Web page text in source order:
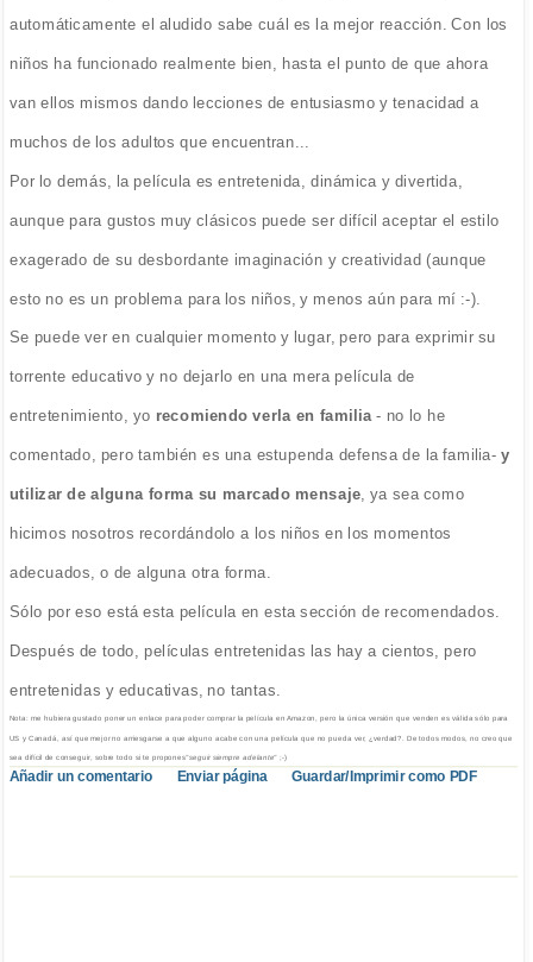
automáticamente el aludido sabe cuál es la mejor reacción. Con los
niños ha funcionado realmente bien, hasta el punto de que ahora
van ellos mismos dando lecciones de entusiasmo y tenacidad a
muchos de los adultos que encuentran...
Por lo demás, la película es entretenida, dinámica y divertida,
aunque para gustos muy clásicos puede ser difícil aceptar el estilo
exagerado de su desbordante imaginación y creatividad (aunque
esto no es un problema para los niños, y menos aún para mí :-).
Se puede ver en cualquier momento y lugar, pero para exprimir su
torrente educativo y no dejarlo en una mera película de
entretenimiento, yo recomiendo verla en familia - no lo he
comentado, pero también es una estupenda defensa de la familia-y
utilizar de alguna forma su marcado mensaje , ya sea como
hicimos nosotros recordándolo a los niños en los momentos
adecuados, o de alguna otra forma.
Sólo por eso está esta película en esta sección de recomendados.
Después de todo, películas entretenidas las hay a cientos, pero
entretenidas y educativas, no tantas.
Nota: me hubiera gustado poner un enlace para poder comprar la película en Amazon, pero la única versión que venden es válida sólo para
US y Canadá, así que mejor no arriesgarse a que alguno acabe con una película que no pueda ver, ¿verdad?. De todos modos, no creo que
sea difícil de conseguir, sobre todo si te propones"seguir siempre adelante" ;-)
Añadir un comentario Enviar página Guardar/Imprimir como PDF